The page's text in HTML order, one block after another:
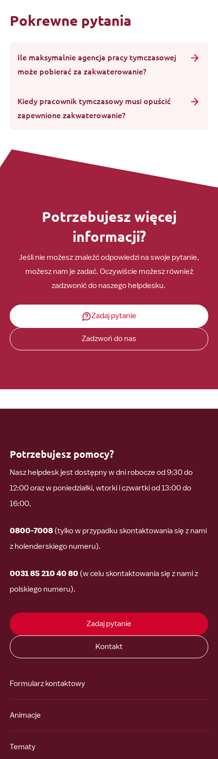
Pokrewne pytania
Ile maksymalnie agencja pracy tymczasowej
może pobierać za zakwaterowanie?
Kiedy pracownik tymczasowy musi opuścić
zapewnione zakwaterowanie?
Potrzebujesz więcej
informacji?
Jeśli nie możesz znaleźć odpowiedzi na swoje pytanie,
możesz nam je zadać. Oczywiście możesz również
zadzwonić do naszego helpdesku.
Zadaj pytanie
Zadzwoń do nas
Potrzebujesz pomocy?
Nasz helpdesk jest dostępny w dni robocze od 9:30 do
12:00 oraz w poniedziałki, wtorki i czwartki od 13:00 do
16:00.
0800-7008 (tylko w przypadku skontaktowania się z nami
z holenderskiego numeru).
0031 85 210 40 80 (w celu skontaktowania się z nami z
polskiego numeru).
Zadaj pytanie
Kontakt
Formularz kontaktowy
Animacje
Tematy